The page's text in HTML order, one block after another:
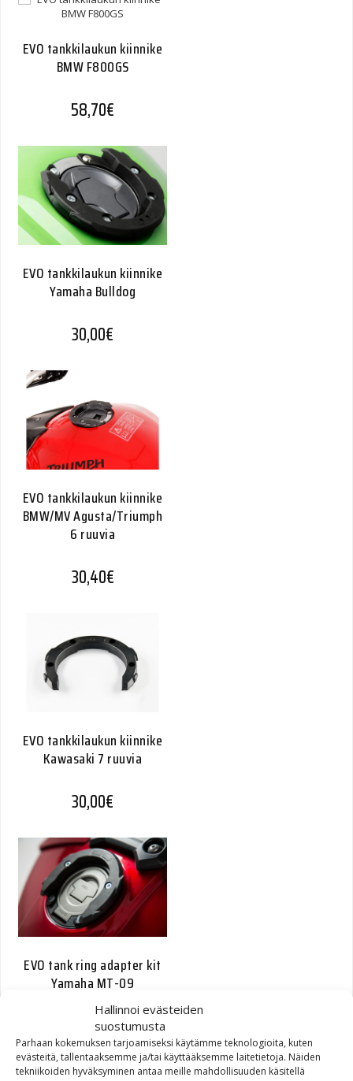
Hallinnoi evästeiden
suostumusta
Parhaan kokemuksen tarjoamiseksi käytämme teknologioita, kuten
evästeitä, tallentaaksemme ja/tai käyttääksemme laitetietoja. Näiden
tekniikoiden hyväksyminen antaa meille mahdollisuuden käsitellä
EVO tankkilaukun kiinnike
BMW F800GS
58,70€
EVO tankkilaukun kiinnike
Yamaha Bulldog
30,00€
EVO tankkilaukun kiinnike
BMW/MV Agusta/Triumph
6 ruuvia
30,40€
EVO tankkilaukun kiinnike
Kawasaki 7 ruuvia
30,00€
EVO tank ring adapter kit
Yamaha MT-09
40,00€